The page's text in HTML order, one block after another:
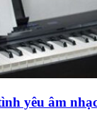
yêu âm